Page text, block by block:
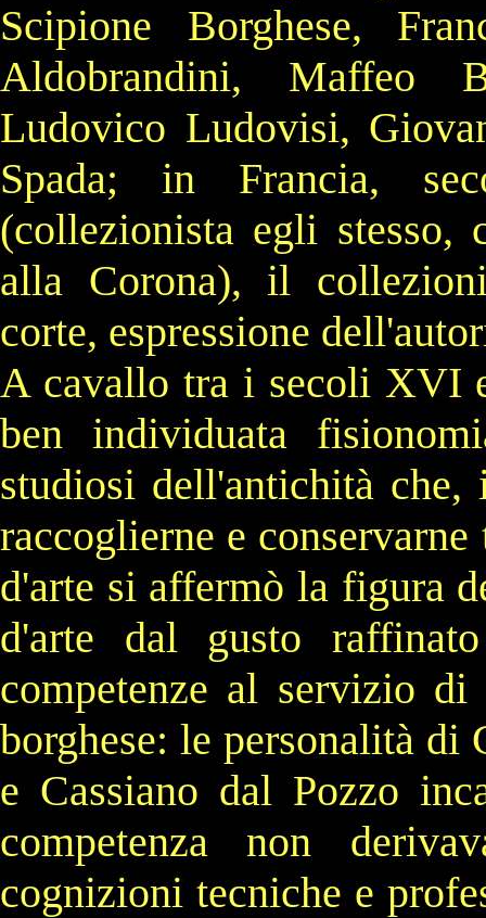
Scipione Borghese,
Aldobrandini, Maffeo
Ludovico Ludovisi,
Spada; in Francia,
(collezionista egli stesso,
alla Corona), il
corte, espressione
A cavallo tra i secoli XVI
ben individuata
studiosi dell'antichità che,
raccoglierne e
d'arte si affermò la figura
d'arte dal gusto
competenze al servizio
borghese: le personalità di
e Cassiano dal Pozzo
competenza non
cognizioni tecniche e